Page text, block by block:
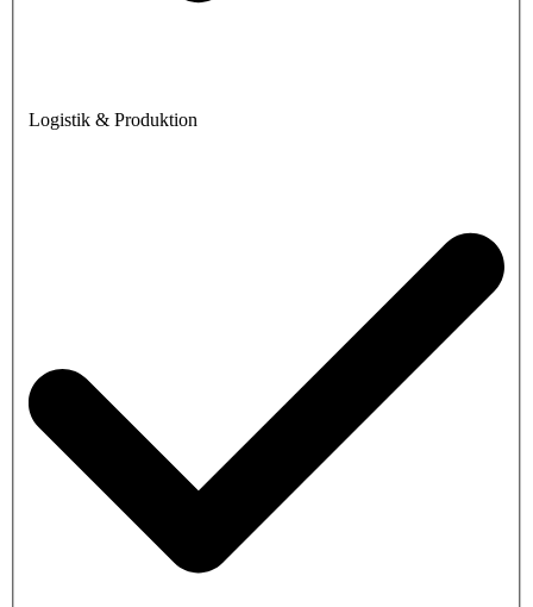
Logistik & Produktion